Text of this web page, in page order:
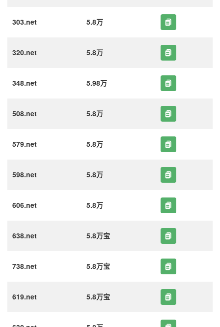
303.net 5.8万
320.net 5.8万
348.net 5.98万
508.net 5.8万
579.net 5.8万
598.net 5.8万
606.net 5.8万
638.net 5.8万宝
738.net 5.8万宝
619.net 5.8万宝